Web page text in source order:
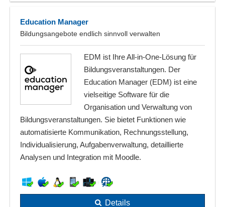
Education Manager
Bildungsangebote endlich sinnvoll verwalten
EDM ist Ihre All-in-One-Lösung für
Bildungsveranstaltungen. Der
Education Manager (EDM) ist eine
vielseitige Software für die
Organisation und Verwaltung von
Bildungsveranstaltungen. Sie bietet Funktionen wie
automatisierte Kommunikation, Rechnungsstellung,
Individualisierung, Aufgabenverwaltung, detaillierte
Analysen und Integration mit Moodle.
Details